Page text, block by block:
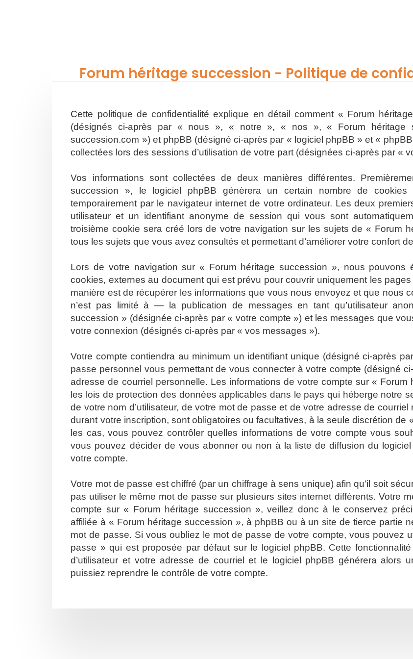
Forum héritage succession - Politique de
Cette politique de confidentialité explique en détail comment « Forum
(désignés ci-après par « nous », « notre », « nos », « Forum héritage
succession.com ») et phpBB (désigné ci-après par « logiciel phpBB » et «
collectées lors des sessions d’utilisation de votre part (désignées ci-après par «
Vos informations sont collectées de deux manières différentes.
succession », le logiciel phpBB génèrera un certain nombre de
temporairement par le navigateur internet de votre ordinateur. Les deux
utilisateur et un identifiant anonyme de session qui vous sont
troisième cookie sera créé lors de votre navigation sur les sujets de « Forum
tous les sujets que vous avez consultés et permettant d’améliorer votre confort
Lors de votre navigation sur « Forum héritage succession », nous pouvons
cookies, externes au document qui est prévu pour couvrir uniquement les
manière est de récupérer les informations que vous nous envoyez et que nous
n’est pas limité à — la publication de messages en tant qu’utilisateur
succession » (désignée ci-après par « votre compte ») et les messages que
votre connexion (désignés ci-après par « vos messages »).
Votre compte contiendra au minimum un identifiant unique (désigné ci-après
passe personnel vous permettant de vous connecter à votre compte (désigné
adresse de courriel personnelle. Les informations de votre compte sur «
les lois de protection des données applicables dans le pays qui héberge notre
de votre nom d’utilisateur, de votre mot de passe et de votre adresse de
durant votre inscription, sont obligatoires ou facultatives, à la seule discrétion
les cas, vous pouvez contrôler quelles informations de votre compte vous
vous pouvez décider de vous abonner ou non à la liste de diffusion du
votre compte.
Votre mot de passe est chiffré (par un chiffrage à sens unique) afin qu’il soit
pas utiliser le même mot de passe sur plusieurs sites internet différents. Votre
compte sur « Forum héritage succession », veillez donc à le conservez
affiliée à « Forum héritage succession », à phpBB ou à un site de tierce partie
mot de passe. Si vous oubliez le mot de passe de votre compte, vous pouvez
passe » qui est proposée par défaut sur le logiciel phpBB. Cette
d’utilisateur et votre adresse de courriel et le logiciel phpBB générera alors
puissiez reprendre le contrôle de votre compte.